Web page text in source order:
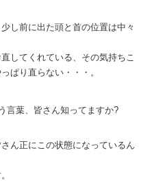
し前に出た頭と首の位置は中々
してくれている、その気持ちこ
ぱり直らない・・・。
言葉、皆さん知ってますか?
ん正にこの状態になっているん